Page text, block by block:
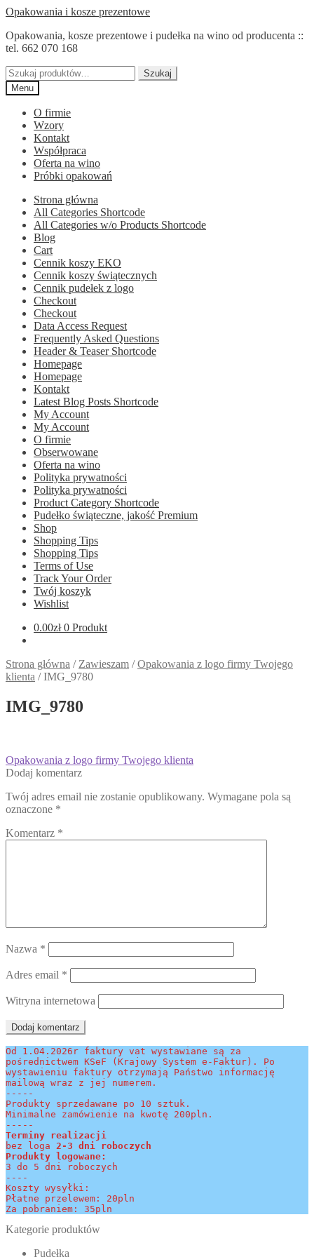
Przejdź
nawigacji
Przejdź
treści
Opakowania i kosze prezentowe
Opakowania, kosze prezentowe i pudełka na wino od producenta ::
tel. 662 070 168
Szukaj:
Szukaj
Menu
O firmie
Wzory
Kontakt
Współpraca
Oferta na wino
Próbki opakowań
Strona główna
All Categories Shortcode
All Categories w/o Products Shortcode
Blog
Cart
Cennik koszy EKO
Cennik koszy świątecznych
Cennik pudełek z logo
Checkout
Checkout
Data Access Request
Frequently Asked Questions
Header & Teaser Shortcode
Homepage
Homepage
Kontakt
Latest Blog Posts Shortcode
My Account
My Account
O firmie
Obserwowane
Oferta na wino
Polityka prywatności
Polityka prywatności
Product Category Shortcode
Pudełko świąteczne, jakość Premium
Shop
Shopping Tips
Shopping Tips
Terms of Use
Track Your Order
Twój koszyk
Wishlist
0.00zł 0 Produkt
Strona główna / Zawieszam /Opakowania z logo firmy Twojego
klienta /IMG_9780
IMG_9780
Nawigacja
wpisu
Poprzedni
wpis:
Opakowania z logo firmy Twojego klienta
Dodaj komentarz
Twój adres email nie zostanie opublikowany. Wymagane pola są
oznaczone *
Komentarz *
Nazwa *
Adres email *
Witryna internetowa
Od 1.04.2026r faktury vat wystawiane są za
pośrednictwem KSeF (Krajowy System e-Faktur). Po
wystawieniu faktury otrzymają Państwo informację
mailową wraz z jej numerem.
-----
Produkty sprzedawane po 10 sztuk.
Minimalne zamówienie na kwotę 200pln.
-----
Terminy realizacji
bez loga 2-3 dni roboczych
Produkty logowane:
3 do 5 dni roboczych
----
Koszty wysyłki:
Płatne przelewem: 20pln
Za pobraniem: 35pln
Kategorie produktów
Pudełka